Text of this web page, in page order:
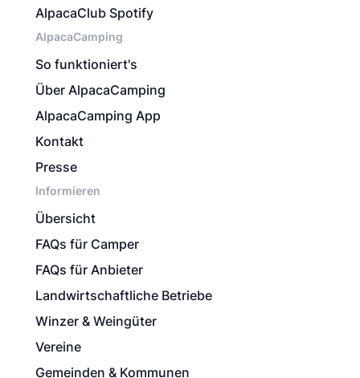
AlpacaClub Spotify
AlpacaCamping
So funktioniert's
Über AlpacaCamping
AlpacaCamping App
Kontakt
Presse
Informieren
Übersicht
FAQs für Camper
FAQs für Anbieter
Landwirtschaftliche Betriebe
Winzer & Weingüter
Vereine
Gemeinden & Kommunen